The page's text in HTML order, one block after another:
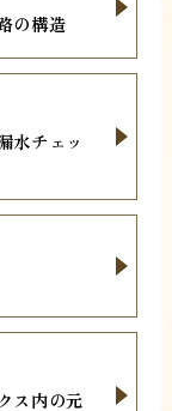
の構造
水チェッ
ス内の元